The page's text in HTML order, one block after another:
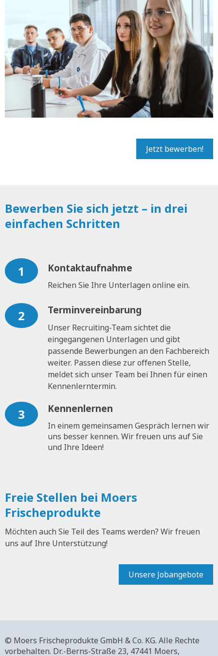
Jetzt bewerben!
Bewerben Sie sich jetzt – in drei
einfachen Schritten
1 Kontaktaufnahme
Reichen Sie Ihre Unterlagen online ein.
2 Terminvereinbarung
Unser Recruiting-Team sichtet die
eingegangenen Unterlagen und gibt
passende Bewerbungen an den Fachbereich
weiter. Passen diese zur offenen Stelle,
meldet sich unser Team bei Ihnen für einen
Kennenlerntermin.
3 Kennenlernen
In einem gemeinsamen Gespräch lernen wir
uns besser kennen. Wir freuen uns auf Sie
und Ihre Ideen!
Freie Stellen bei Moers
Frischeprodukte
Möchten auch Sie Teil des Teams werden? Wir freuen
uns auf Ihre Unterstützung!
Unsere Jobangebote
© Moers Frischeprodukte GmbH & Co. KG. Alle Rechte
vorbehalten. Dr.-Berns-Straße 23, 47441 Moers,